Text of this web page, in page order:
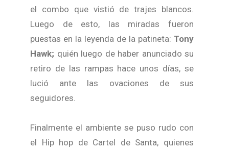
el combo que vistió de trajes blancos.
Luego de esto, las miradas fueron
puestas en la leyenda de la patineta: Tony
Hawk; quién luego de haber anunciado su
retiro de las rampas hace unos días, se
lució ante las ovaciones de sus
seguidores.
Finalmente el ambiente se puso rudo con
el Hip hop de Cartel de Santa, quienes